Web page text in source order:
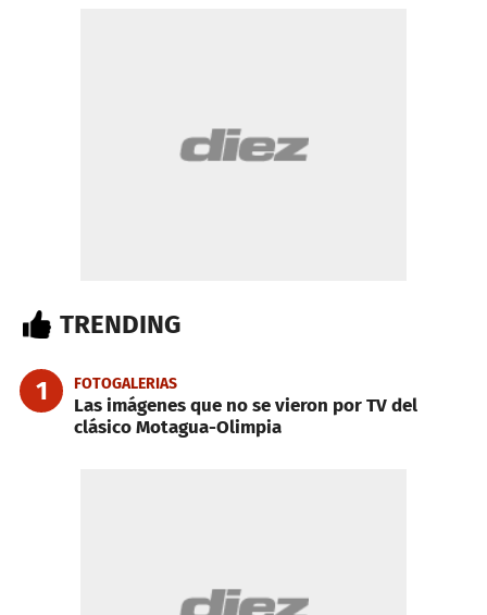
TRENDING
1 FOTOGALERIAS
Las imágenes que no se vieron por TV del
clásico Motagua-Olimpia